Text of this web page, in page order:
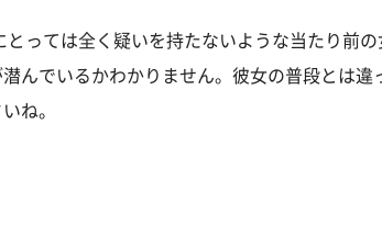
とっては全く疑いを持たないような当たり前
んでいるかわかりません。彼女の普段とは違
ね。